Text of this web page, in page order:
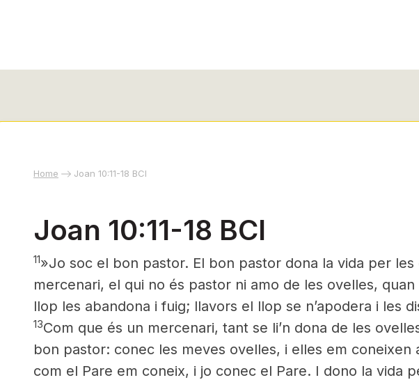
Home Joan 10:11-18 BCI
Joan 10:11-18 BCI
11»Jo soc el bon pastor. El bon pastor dona la vida per les
mercenari, el qui no és pastor ni amo de les ovelles,
llop les abandona i fuig; llavors el llop se n’apodera i les
13Com que és un mercenari, tant se li’n dona de les
bon pastor: conec les meves ovelles, i elles em coneixen
com el Pare em coneix, i jo conec el Pare. I dono la vida